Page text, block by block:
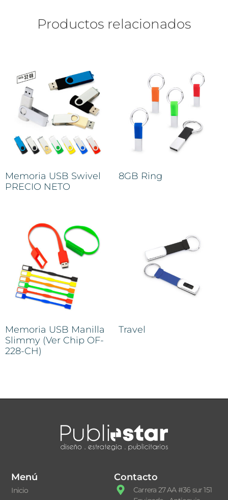
Productos relacionados
Memoria USB Swivel
PRECIO NETO
8GB Ring
Memoria USB Manilla
Slimmy (Ver Chip OF-
228-CH)
Travel
Menú
Inicio
Contacto
Carrera 27 AA #36 sur 151